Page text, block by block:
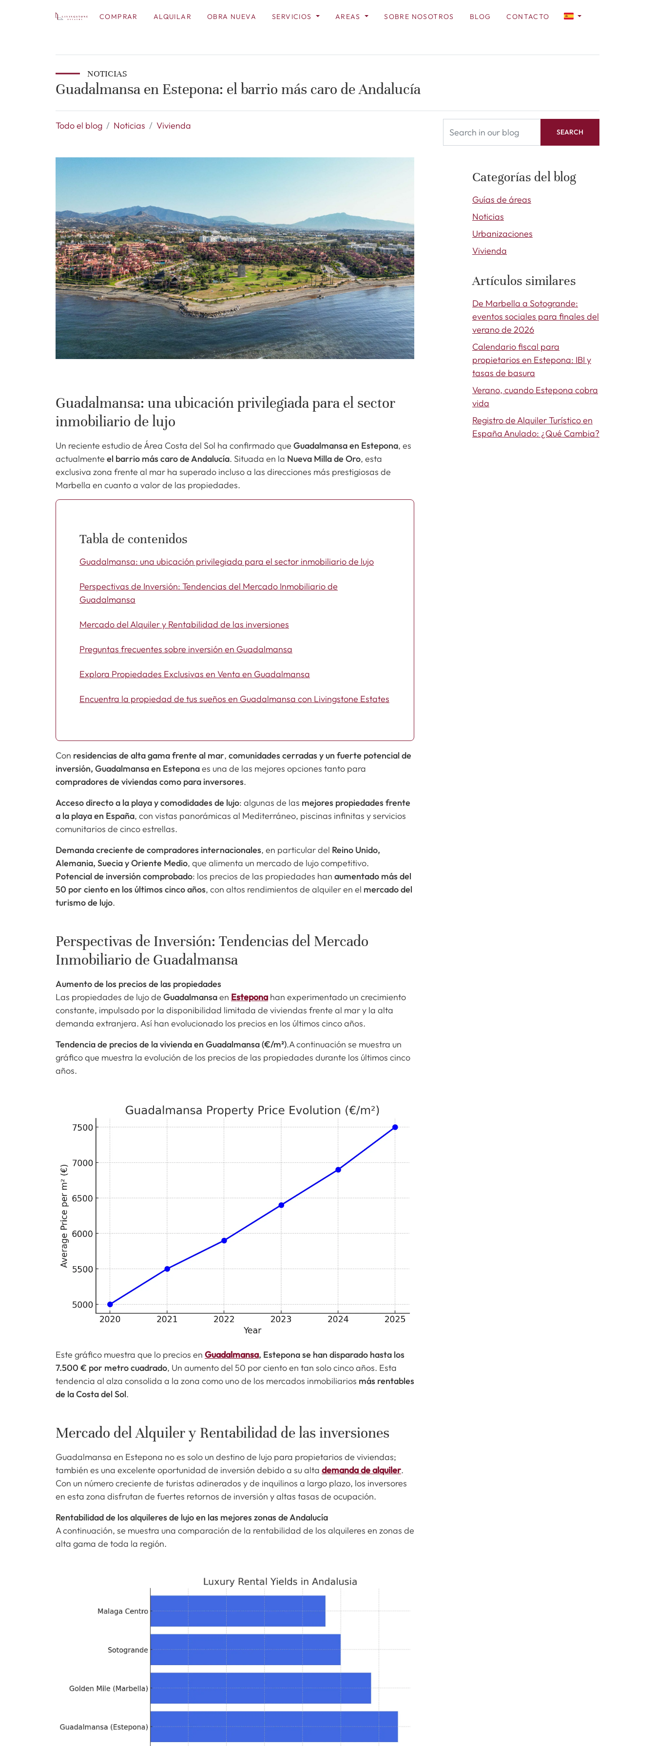
COMPRAR ALQUILAR OBRA NUEVA SERVICIOS AREAS SOBRE NOSOTROS BLOG CONTACTO
NOTICIAS
Guadalmansa en Estepona: el barrio más caro de Andalucía
Todo el blog Noticias Vivienda
SEARCH
Guadalmansa: una ubicación privilegiada para el sector
inmobiliario de lujo
Un reciente estudio de Área Costa del Sol ha confirmado que Guadalmansa en Estepona, es
actualmente el barrio más caro de Andalucía. Situada en la Nueva Milla de Oro, esta
exclusiva zona frente al mar ha superado incluso a las direcciones más prestigiosas de
Marbella en cuanto a valor de las propiedades.
Tabla de contenidos
Guadalmansa: una ubicación privilegiada para el sector inmobiliario de lujo
Perspectivas de Inversión: Tendencias del Mercado Inmobiliario de
Guadalmansa
Mercado del Alquiler y Rentabilidad de las inversiones
Preguntas frecuentes sobre inversión en Guadalmansa
Explora Propiedades Exclusivas en Venta en Guadalmansa
Encuentra la propiedad de tus sueños en Guadalmansa con Livingstone Estates
Con residencias de alta gama frente al mar, comunidades cerradas y un fuerte potencial de
inversión, Guadalmansa en Esteponaes una de las mejores opciones tanto para
compradores de viviendas como para inversores.
Acceso directo a la playa y comodidades de lujo: algunas de las mejores propiedades frente
a la playa en España, con vistas panorámicas al Mediterráneo, piscinas infinitas y servicios
comunitarios de cinco estrellas.
Demanda creciente de compradores internacionales, en particular del Reino Unido,
Alemania, Suecia y Oriente Medio, que alimenta un mercado de lujo competitivo.
Potencial de inversión comprobado: los precios de las propiedades han aumentado más del
50 por ciento en los últimos cinco años, con altos rendimientos de alquiler en el mercado del
turismo de lujo.
Perspectivas de Inversión: Tendencias del Mercado
Inmobiliario de Guadalmansa
Aumento de los precios de las propiedades
Las propiedades de lujo de Guadalmansaen Estepona han experimentado un crecimiento
constante, impulsado por la disponibilidad limitada de viviendas frente al mar y la alta
demanda extranjera. Así han evolucionado los precios en los últimos cinco años.
Tendencia de precios de la vivienda en Guadalmansa (€/m²).A continuación se muestra un
gráfico que muestra la evolución de los precios de las propiedades durante los últimos cinco
años.
Este gráfico muestra que lo precios en Guadalmansa, Estepona se han disparado hasta los
7.500 € por metro cuadrado, Un aumento del 50 por ciento en tan solo cinco años. Esta
tendencia al alza consolida a la zona como uno de los mercados inmobiliarios más rentables
de la Costa del Sol.
Mercado del Alquiler y Rentabilidad de las inversiones
Guadalmansa en Estepona no es solo un destino de lujo para propietarios de viviendas;
también es una excelente oportunidad de inversión debido a su alta demanda de alquiler.
Con un número creciente de turistas adinerados y de inquilinos a largo plazo, los inversores
en esta zona disfrutan de fuertes retornos de inversión y altas tasas de ocupación.
Rentabilidad de los alquileres de lujo en las mejores zonas de Andalucía
A continuación, se muestra una comparación de la rentabilidad de los alquileres en zonas de
alta gama de toda la región.
Categorías del blog
Guías de áreas
Noticias
Urbanizaciones
Vivienda
Artículos similares
De Marbella a Sotogrande:
eventos sociales para finales del
verano de 2026
Calendario fiscal para
propietarios en Estepona: IBI y
tasas de basura
Verano, cuando Estepona cobra
vida
Registro de Alquiler Turístico en
España Anulado: ¿Qué Cambia?